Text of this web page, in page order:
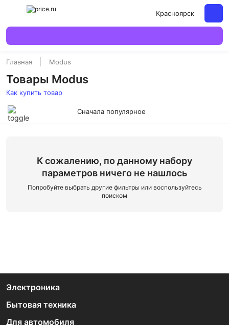
Красноярск
Главная Modus
Товары Modus
Как купить товар
Сначала популярное
К сожалению, по данному набору
параметров ничего не нашлось
Попробуйте выбрать другие фильтры или воспользуйтесь
поиском
Электроника
Бытовая техника
Для автомобиля